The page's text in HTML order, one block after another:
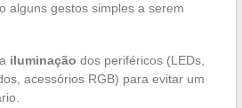
alguns gestos simples a serem
iluminação dos periféricos (LEDs,
acessórios RGB) para evitar um